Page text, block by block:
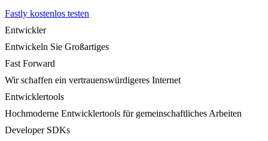
Fastly kostenlos testen
Entwickler
Entwickeln Sie Großartiges
Fast Forward
Wir schaffen ein vertrauenswürdigeres Internet
Entwicklertools
Hochmoderne Entwicklertools für gemeinschaftliches Arbeiten
Developer SDKs